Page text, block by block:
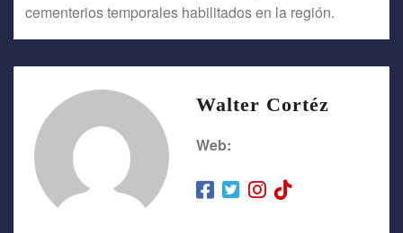
cementerios temporales habilitados en la región.
Walter Cortéz
Web: